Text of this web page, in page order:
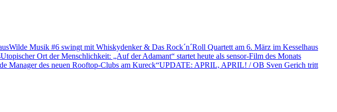
Wilde Musik #6 swingt mit Whiskydenker & Das Rock´n´Roll Quartett am 6. März im Kesselhaus
Utopischer Ort der Menschlichkeit: „Auf der Adamant“ startet heute als sensor-Film des Monats
UPDATE: APRIL, APRIL! / OB Sven Gerich tritt